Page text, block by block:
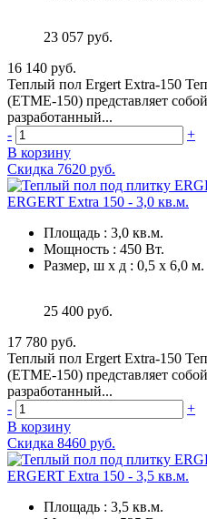
23 057 руб.
16 140 руб.
Теплый пол Ergert Extra-150
(ETME-150) представляет
разработанный...
-
+
В корзину
Скидка 7620 руб.
ERGERT Extra 150 - 3,0 кв.м.
Площадь : 3,0 кв.м.
Мощность : 450 Вт.
Размер, ш х д : 0,5 х 6,0 м.
25 400 руб.
17 780 руб.
Теплый пол Ergert Extra-150
(ETME-150) представляет
разработанный...
-
+
В корзину
Скидка 8460 руб.
ERGERT Extra 150 - 3,5 кв.м.
Площадь : 3,5 кв.м.